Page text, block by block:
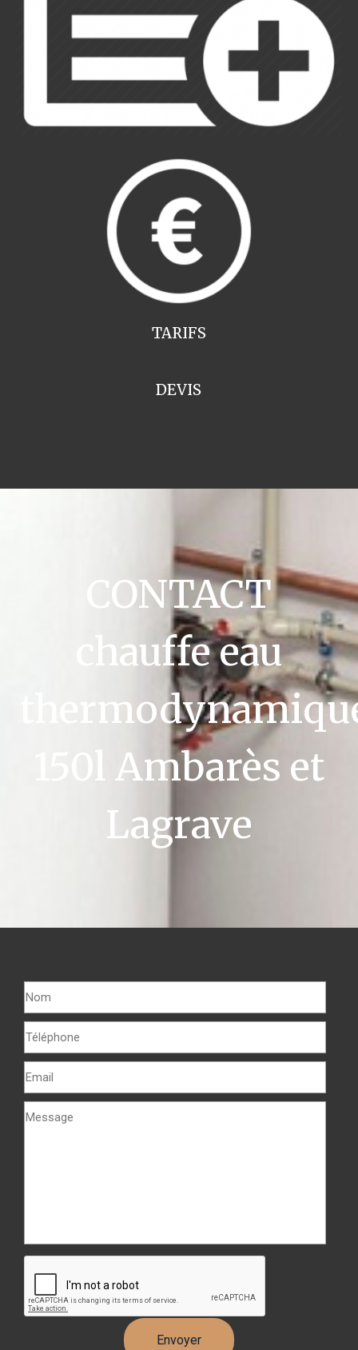
TARIFS
DEVIS
CONTACT
chauffe eau
150l Ambarès et
Lagrave